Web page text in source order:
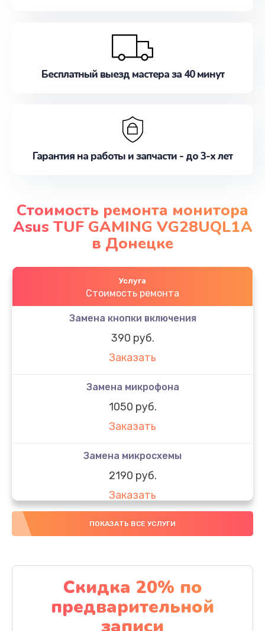
Бесплатный выезд мастера за 40 минут
Гарантия на работы и запчасти - до 3-х лет
Стоимость ремонта монитора
Asus TUF GAMING VG28UQL1A
в Донецке
Услуга
Стоимость ремонта
Замена кнопки включения
390 руб.
Заказать
Замена микрофона
1050 руб.
Заказать
Замена микросхемы
2190 руб.
Заказать
Замена передней камеры
Заказать
Замена полифонического динамика
390 руб.
ПОКАЗАТЬ ВСЕ УСЛУГИ
Скидка 20% по
предварительной